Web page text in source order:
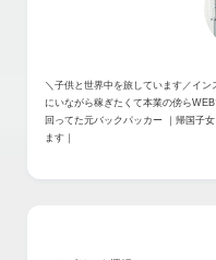
＼子供と世界中を旅しています／イ
にいながら稼ぎたくて本業の傍ら
回ってた元バックパッカー ｜帰国子
ます｜